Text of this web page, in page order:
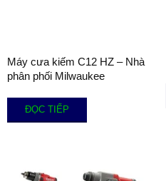
Máy cưa kiếm C12 HZ – Nhà
phân phối Milwaukee
ĐỌC TIẾP